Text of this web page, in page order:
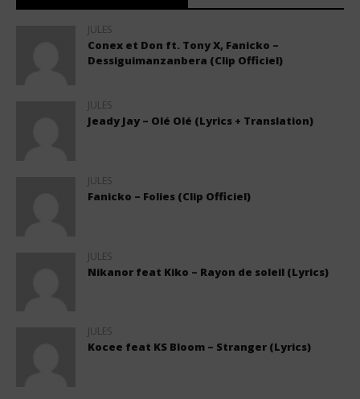
JULES
Conex et Don ft. Tony X, Fanicko –
Dessiguimanzanbera (Clip Officiel)
JULES
Jeady Jay – Olé Olé (Lyrics + Translation)
JULES
Fanicko – Folies (Clip Officiel)
JULES
Nikanor feat Kiko – Rayon de soleil (Lyrics)
JULES
Kocee feat KS Bloom – Stranger (Lyrics)